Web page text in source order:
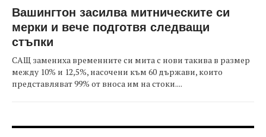
Вашингтон засилва митническите си
мерки и вече подготвя следващи
стъпки
САЩ замениха временните си мита с нови такива в размер
между 10% и 12,5%, насочени към 60 държави, които
представляват 99% от вноса им на стоки....